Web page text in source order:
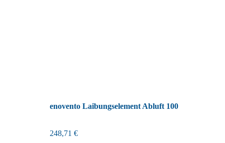
enovento Laibungselement Abluft 100
248,71€